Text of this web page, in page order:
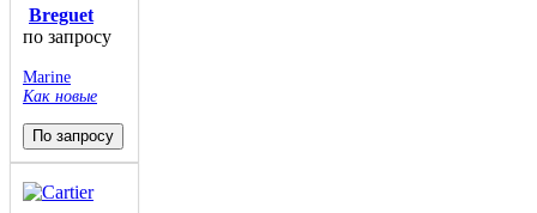
Breguet
по запросу
Marine
Как новые
По запросу